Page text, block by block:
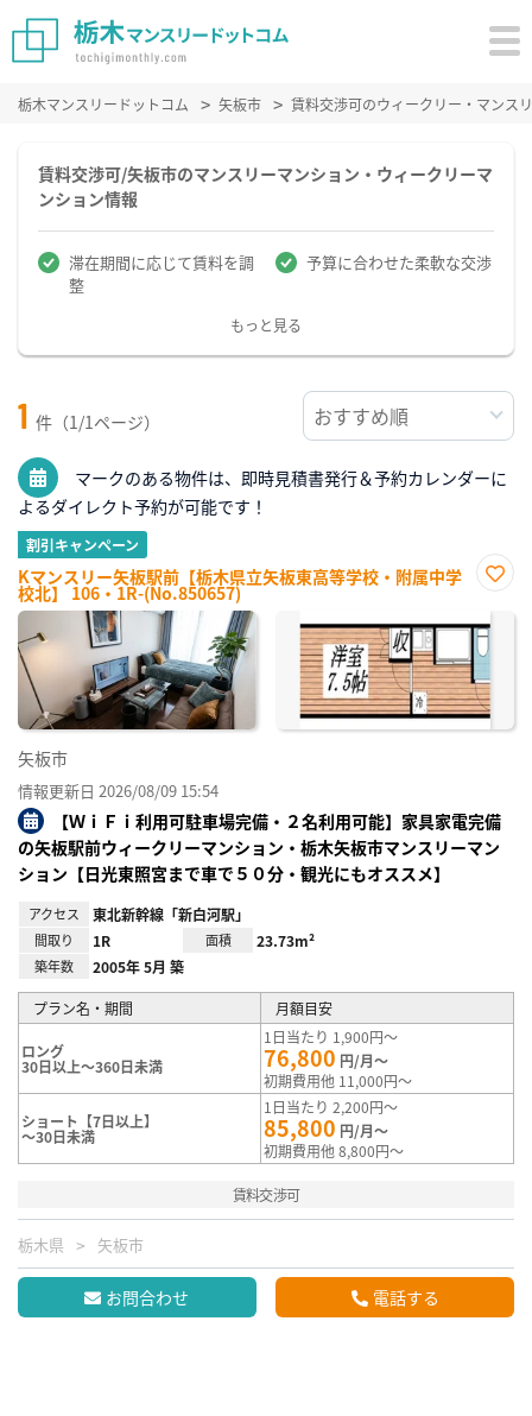
栃木マンスリードットコム 矢板市 賃料交渉可のウィークリー・マンス
賃料交渉可/矢板市のマンスリーマンション・ウィークリーマ
ンション情報
滞在期間に応じて賃料を調
整
予算に合わせた柔軟な交渉
もっと見る
1 件（1/1ページ）
マークのある物件は、即時見積書発行＆予約カレンダーに
よるダイレクト予約が可能です！
割引キャンペーン
Kマンスリー矢板駅前【栃木県立矢板東高等学校・附属中学
校北】 106・1R-(No.850657)
に入
り登
録
矢板市
情報更新日 2026/08/09 15:54
【ＷｉＦｉ利用可駐車場完備・２名利用可能】家具家電完備
の矢板駅前ウィークリーマンション・栃木矢板市マンスリーマン
ション【日光東照宮まで車で５０分・観光にもオススメ】
アクセス 東北新幹線「新白河駅」
間取り 1R 面積 23.73m²
築年数 2005年 5月 築
プラン名・期間 月額目安
ロング
30日以上～360日未満
1日当たり 1,900円～
76,800 円/月～
初期費用他 11,000円～
ショート【7日以上】
～30日未満
1日当たり 2,200円～
85,800 円/月～
初期費用他 8,800円～
賃料交渉可
栃木県 矢板市
お問合わせ 電話する